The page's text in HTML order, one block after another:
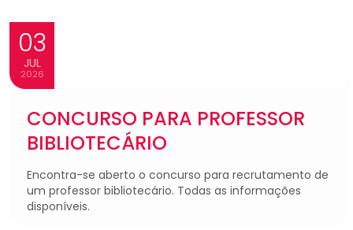
03
JUL
2026
CONCURSO PARA PROFESSOR
BIBLIOTECÁRIO
Encontra-se aberto o concurso para recrutamento de
um professor bibliotecário. Todas as informações
disponíveis.